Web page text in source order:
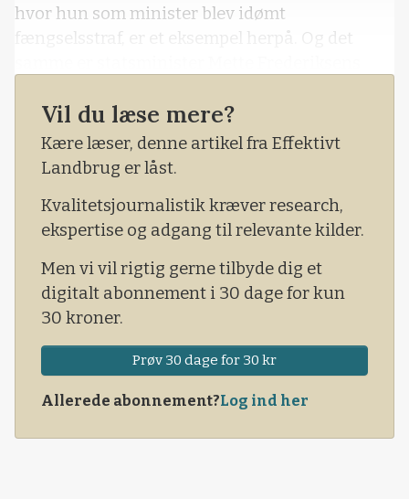
hvor hun som minister blev idømt
fængselsstraf, er et eksempel herpå. Og det
ofte ikke evner at styre sig, når banen er åbnet
for fri magtudfoldelse.
Vil du læse mere?
Kære læser, denne artikel fra Effektivt
Landbrug er låst.
Kvalitetsjournalistik kræver research,
ekspertise og adgang til relevante kilder.
Men vi vil rigtig gerne tilbyde dig et
digitalt abonnement i 30 dage for kun
30 kroner.
Prøv 30 dage for 30 kr
Allerede abonnement?Log ind her